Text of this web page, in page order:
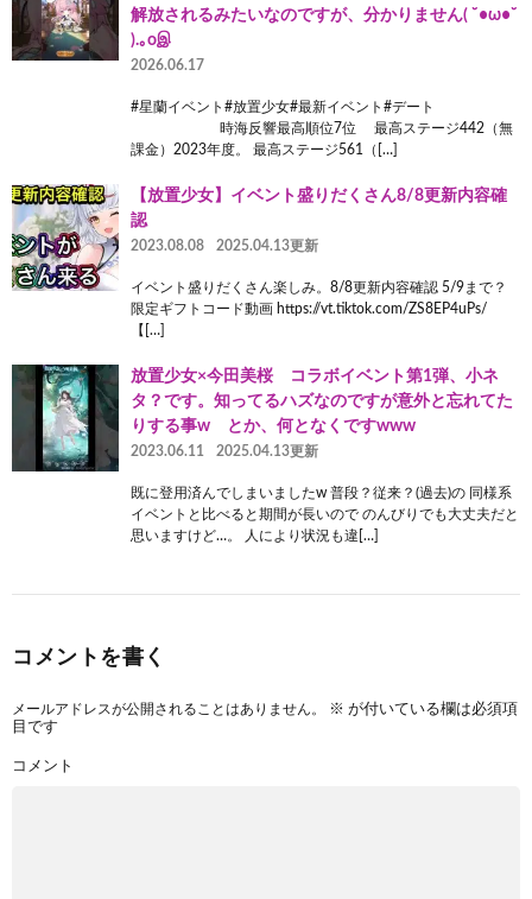
解放されるみたいなのですが、分かりません( ˘•ω•˘
).｡oஇ
2026.06.17
#星蘭イベント#放置少女#最新イベント#デート
時海反響最高順位7位 最高ステージ442（無
課金）2023年度。 最高ステージ561（[…]
【放置少女】イベント盛りだくさん8/8更新内容確
認
2023.08.08 2025.04.13更新
イベント盛りだくさん楽しみ。8/8更新内容確認 5/9まで？
限定ギフトコード動画 https://vt.tiktok.com/ZS8EP4uPs/
【[…]
放置少女×今田美桜 コラボイベント第1弾、小ネ
タ？です。知ってるハズなのですが意外と忘れてた
りする事w とか、何となくですwww
2023.06.11 2025.04.13更新
既に登用済んでしまいましたw 普段？従来？(過去)の 同様系
イベントと比べると期間が長いので のんびりでも大丈夫だと
思いますけど…。 人により状況も違[…]
コメントを書く
メールアドレスが公開されることはありません。 ※ が付いている欄は必須項
目です
コメント